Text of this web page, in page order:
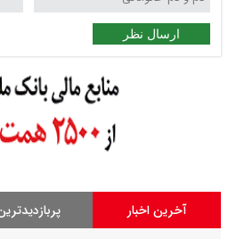
ارسال نظر
آخرین اخبار